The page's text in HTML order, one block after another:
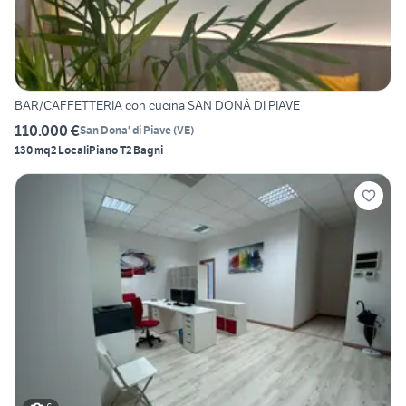
BAR/CAFFETTERIA con cucina SAN DONÀ DI PIAVE
110.000 €San Dona' di Piave(VE)
130 mq2 LocaliPiano T2 Bagni